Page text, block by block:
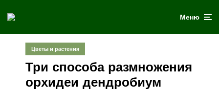
Меню
Цветы и растения
Три способа размножения
орхидеи дендробиум